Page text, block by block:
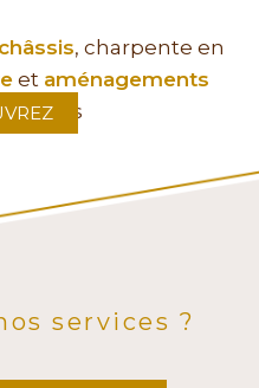
châssis, charpente en
et aménagements
en bois
services ?